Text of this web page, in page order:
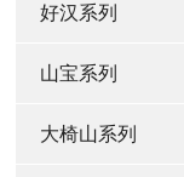
好汉系列
山宝系列
大椅山系列